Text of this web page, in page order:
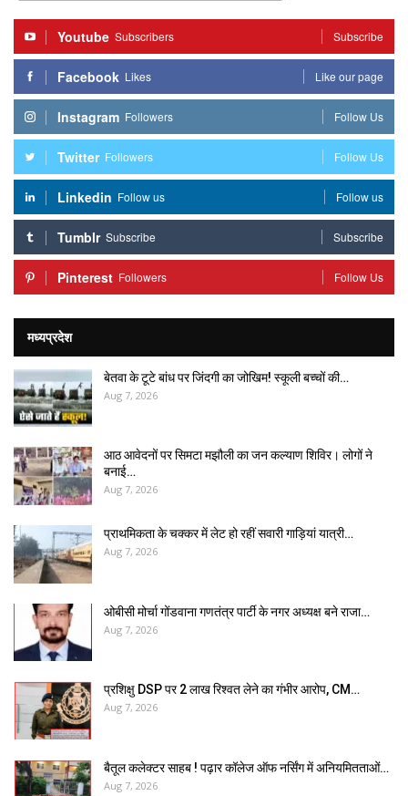
Youtube Subscribers Subscribe
Facebook Likes Like our page
Instagram Followers Follow Us
Twitter Followers Follow Us
Linkedin Follow us Follow us
Tumblr Subscribe Subscribe
Pinterest Followers Follow Us
मध्यप्रदेश
बेतवा के टूटे बांध पर जिंदगी का जोखिम! स्कूली बच्चों की…
Aug 7, 2026
आठ आवेदनों पर सिमटा मझौली का जन कल्याण शिविर। लोगों ने
बनाई…
Aug 7, 2026
प्राथमिकता के चक्कर में लेट हो रहीं सवारी गाड़ियां यात्री…
Aug 7, 2026
ओबीसी मोर्चा गोंडवाना गणतंत्र पार्टी के नगर अध्यक्ष बने राजा…
Aug 7, 2026
प्रशिक्षु DSP पर ₹2 लाख रिश्वत लेने का गंभीर आरोप, CM…
Aug 7, 2026
बैतूल कलेक्टर साहब ! पढ़ार कॉलेज ऑफ नर्सिंग में अनियमितताओं…
Aug 7, 2026